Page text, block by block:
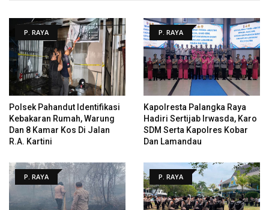
P. RAYA
Polsek Pahandut Identifikasi
Kebakaran Rumah, Warung
Dan 8 Kamar Kos Di Jalan
R.A. Kartini
P. RAYA
Kapolresta Palangka Raya
Hadiri Sertijab Irwasda, Karo
SDM Serta Kapolres Kobar
Dan Lamandau
P. RAYA P. RAYA